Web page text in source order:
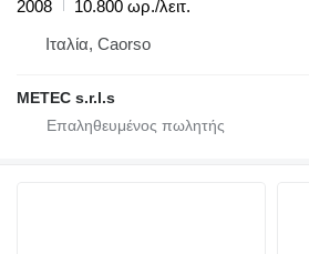
2008
10.800 ωρ./λειτ.
Ιταλία, Caorso
METEC s.r.l.s